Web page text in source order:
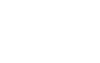
川区 (24)
市・日野市・西
(14)
・茂原市・我孫
市・日進市 (10)
刈谷市 (7)